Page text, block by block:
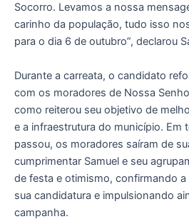
Socorro. Levamos a nossa
carinho da população, tudo isso
para o dia 6 de outubro”, declarou
Durante a carreata, o candidato
com os moradores de Nossa
como reiterou seu objetivo de
e a infraestrutura do município. Em
passou, os moradores saíram de
cumprimentar Samuel e seu
de festa e otimismo, confirmando
sua candidatura e impulsionando
campanha.